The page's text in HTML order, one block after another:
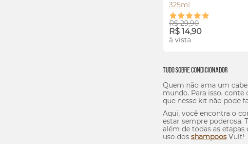
325ml
R$ 29,90
R$ 14,90
à vista
AVISE-ME
Tudo Sobre Condicionador
Quem não ama um
mundo. Para isso,
que nesse kit não pode
Aqui, você encontra o
estar sempre poderosa.
além de todas as
uso dosshampoos Vult!